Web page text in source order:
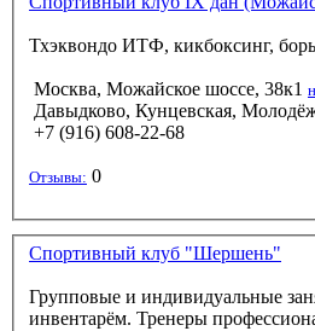
Тхэквондо ИТФ, кикбоксинг,
Москва, Можайское шоссе, 38к1
Давыдково, Кунцевская,
+7 (916) 608-22-68
Отзывы: 0
Спортивный клуб "Шершень"
Групповые и индивидуальные
инвентарём. Тренеры